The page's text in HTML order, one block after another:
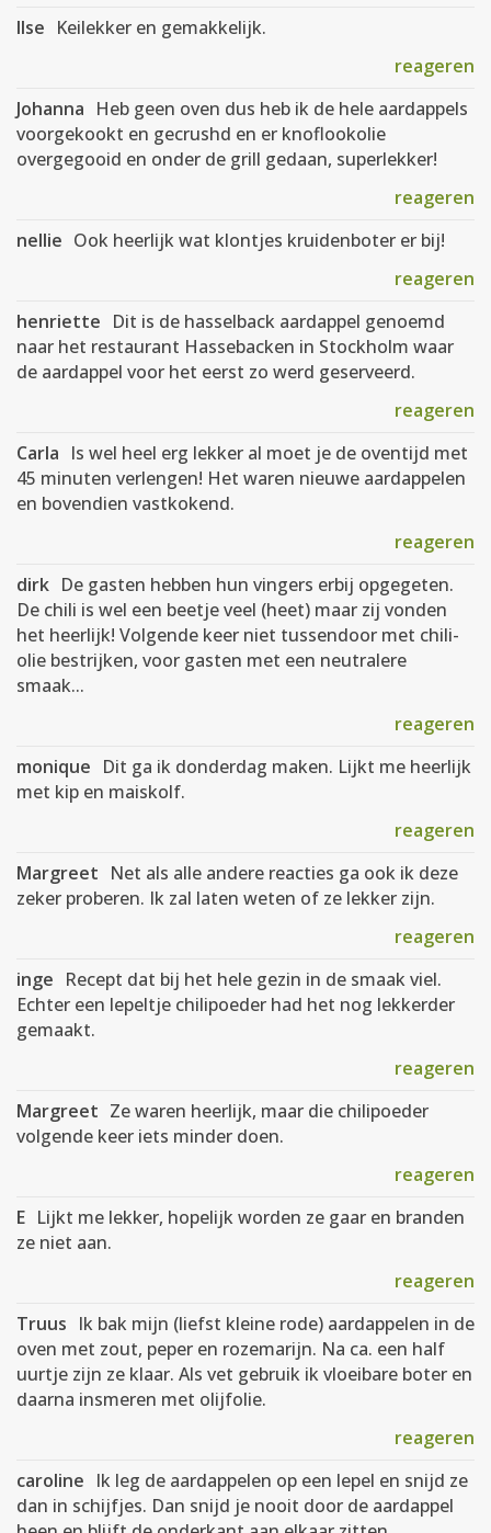
Ilse Keilekker en gemakkelijk.
reageren
Johanna Heb geen oven dus heb ik de hele aardappels
voorgekookt en gecrushd en er knoflookolie
overgegooid en onder de grill gedaan, superlekker!
reageren
nellie Ook heerlijk wat klontjes kruidenboter er bij!
reageren
henriette Dit is de hasselback aardappel genoemd
naar het restaurant Hassebacken in Stockholm waar
de aardappel voor het eerst zo werd geserveerd.
reageren
Carla Is wel heel erg lekker al moet je de oventijd met
45 minuten verlengen! Het waren nieuwe aardappelen
en bovendien vastkokend.
reageren
dirk De gasten hebben hun vingers erbij opgegeten.
De chili is wel een beetje veel (heet) maar zij vonden
het heerlijk! Volgende keer niet tussendoor met chili-
olie bestrijken, voor gasten met een neutralere
smaak...
reageren
monique Dit ga ik donderdag maken. Lijkt me heerlijk
met kip en maiskolf.
reageren
Margreet Net als alle andere reacties ga ook ik deze
zeker proberen. Ik zal laten weten of ze lekker zijn.
reageren
inge Recept dat bij het hele gezin in de smaak viel.
Echter een lepeltje chilipoeder had het nog lekkerder
gemaakt.
reageren
Margreet Ze waren heerlijk, maar die chilipoeder
volgende keer iets minder doen.
reageren
E Lijkt me lekker, hopelijk worden ze gaar en branden
ze niet aan.
reageren
Truus Ik bak mijn (liefst kleine rode) aardappelen in de
oven met zout, peper en rozemarijn. Na ca. een half
uurtje zijn ze klaar. Als vet gebruik ik vloeibare boter en
daarna insmeren met olijfolie.
reageren
caroline Ik leg de aardappelen op een lepel en snijd ze
dan in schijfjes. Dan snijd je nooit door de aardappel